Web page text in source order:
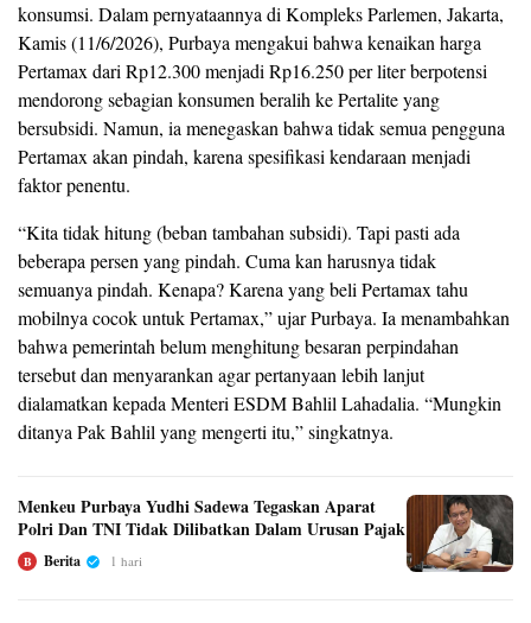
konsumsi. Dalam pernyataannya di Kompleks Parlemen, Jakarta,
Kamis (11/6/2026), Purbaya mengakui bahwa kenaikan harga
Pertamax dari Rp12.300 menjadi Rp16.250 per liter berpotensi
mendorong sebagian konsumen beralih ke Pertalite yang
bersubsidi. Namun, ia menegaskan bahwa tidak semua pengguna
Pertamax akan pindah, karena spesifikasi kendaraan menjadi
faktor penentu.
“Kita tidak hitung (beban tambahan subsidi). Tapi pasti ada
beberapa persen yang pindah. Cuma kan harusnya tidak
semuanya pindah. Kenapa? Karena yang beli Pertamax tahu
mobilnya cocok untuk Pertamax,” ujar Purbaya. Ia menambahkan
bahwa pemerintah belum menghitung besaran perpindahan
tersebut dan menyarankan agar pertanyaan lebih lanjut
dialamatkan kepada Menteri ESDM Bahlil Lahadalia. “Mungkin
ditanya Pak Bahlil yang mengerti itu,” singkatnya.
Menkeu Purbaya Yudhi Sadewa Tegaskan Aparat
Polri Dan TNI Tidak Dilibatkan Dalam Urusan Pajak
B Berita 1 hari